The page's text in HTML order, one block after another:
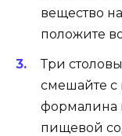
вещество
положите
Три
смешайте
формалина
пищевой